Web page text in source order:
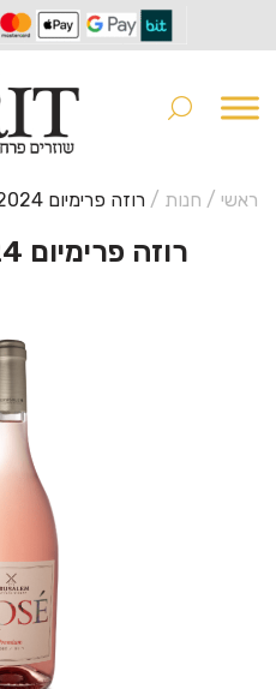
to
navigation
to
content
ראשי / חנות / רוזה פרימיום 2024 | ירושלים
רוזה פרימיום 2024 | ירושלים